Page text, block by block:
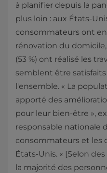
à planifier depuis la
plus loin : aux États-
consommateurs ont
rénovation du
(53 %) ont réalisé les
semblent être
l'ensemble. « La
apporté des
pour leur bien-être »,
responsable nationale
consommateurs et les
États-Unis. « [Selon
la majorité des